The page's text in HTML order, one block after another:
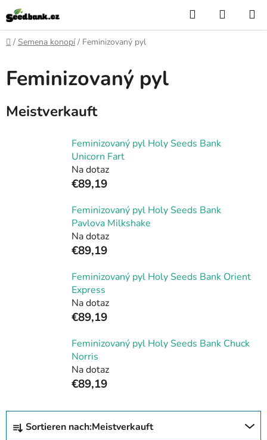
Zum
Inhalt
springen
Suchen
Startseite
/ Semena konopí / Feminizovaný pyl
Feminizovaný pyl
Meistverkauft
Feminizovaný pyl Holy Seeds Bank
Unicorn Fart
Na dotaz
€89,19
Feminizovaný pyl Holy Seeds Bank
Pavlova Milkshake
Na dotaz
€89,19
Feminizovaný pyl Holy Seeds Bank Orient
Express
Na dotaz
€89,19
Feminizovaný pyl Holy Seeds Bank Chuck
Norris
Na dotaz
€89,19
P
Sortieren nach:Meistverkauft